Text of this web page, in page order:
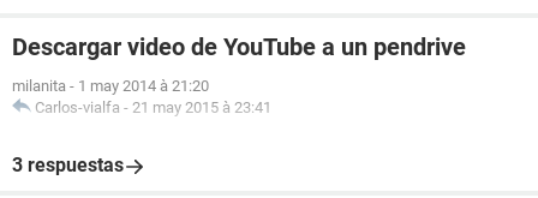
Descargar video de YouTube a un pendrive
milanita - 1 may 2014 à 21:20
Carlos-vialfa - 21 may 2015 à 23:41
3 respuestas